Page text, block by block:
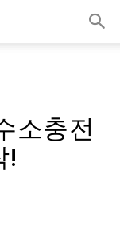
소충전
!